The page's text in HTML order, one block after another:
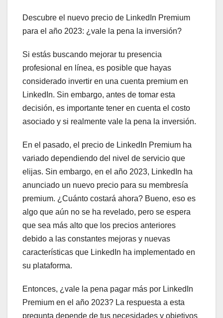
Descubre el nuevo precio de LinkedIn Premium
para el año 2023: ¿vale la pena la inversión?
Si estás buscando mejorar tu presencia
profesional en línea, es posible que hayas
considerado invertir en una cuenta premium en
LinkedIn. Sin embargo, antes de tomar esta
decisión, es importante tener en cuenta el costo
asociado y si realmente vale la pena la inversión.
En el pasado, el precio de LinkedIn Premium ha
variado dependiendo del nivel de servicio que
elijas. Sin embargo, en el año 2023, LinkedIn ha
anunciado un nuevo precio para su membresía
premium. ¿Cuánto costará ahora? Bueno, eso es
algo que aún no se ha revelado, pero se espera
que sea más alto que los precios anteriores
debido a las constantes mejoras y nuevas
características que LinkedIn ha implementado en
su plataforma.
Entonces, ¿vale la pena pagar más por LinkedIn
Premium en el año 2023? La respuesta a esta
pregunta depende de tus necesidades y objetivos